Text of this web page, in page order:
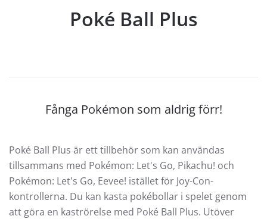
Poké Ball Plus
Fånga Pokémon som aldrig förr!
Poké Ball Plus är ett tillbehör som kan användas
tillsammans med Pokémon: Let's Go, Pikachu! och
Pokémon: Let's Go, Eevee! istället för Joy-Con-
kontrollerna. Du kan kasta pokébollar i spelet genom
att göra en kaströrelse med Poké Ball Plus. Utöver